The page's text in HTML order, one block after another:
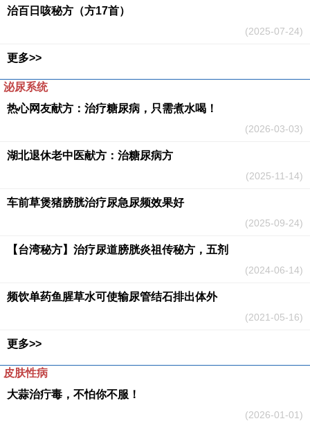
治百日咳秘方（方17首）
(2025-07-24)
更多>>
泌尿系统
热心网友献方：治疗糖尿病，只需煮水喝！
(2026-03-03)
湖北退休老中医献方：治糖尿病方
(2025-11-14)
车前草煲猪膀胱治疗尿急尿频效果好
(2025-09-24)
【台湾秘方】治疗尿道膀胱炎祖传秘方，五剂
(2024-06-14)
频饮单药鱼腥草水可使输尿管结石排出体外
(2021-05-16)
更多>>
皮肤性病
大蒜治疔毒，不怕你不服！
(2026-01-01)